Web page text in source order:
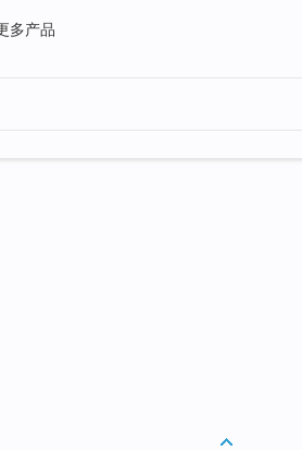
多产品